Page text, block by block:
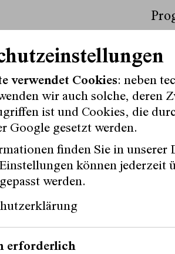
verwendet Cookies: neben
wir auch solche, deren
ist und Cookies, die
Google gesetzt werden.
finden Sie in unserer
können jederzeit
werden.
erforderlich